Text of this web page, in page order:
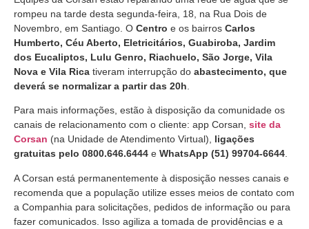
rompeu na tarde desta segunda-feira, 18, na Rua Dois de
Novembro, em Santiago. O Centro e os bairros Carlos
Humberto, Céu Aberto, Eletricitários, Guabiroba, Jardim
dos Eucaliptos, Lulu Genro, Riachuelo, São Jorge, Vila
Nova e Vila Rica tiveram interrupção do abastecimento, que
deverá se normalizar a partir das 20h
Para mais informações, estão à disposição da comunidade os
canais de relacionamento com o cliente: app Corsan, site da
Corsan (na Unidade de Atendimento Virtual), ligações
gratuitas pelo 0800.646.6444 e WhatsApp (51) 99704-6644.
A Corsan está permanentemente à disposição nesses canais e
recomenda que a população utilize esses meios de contato com
a Companhia para solicitações, pedidos de informação ou para
fazer comunicados. Isso agiliza a tomada de providências e a